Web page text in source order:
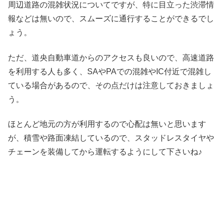
周辺道路の混雑状況についてですが、特に目立った渋滞情
報などは無いので、スムーズに通行することができるでし
ょう。
ただ、道央自動車道からのアクセスも良いので、高速道路
を利用する人も多く、SAやPAでの混雑やIC付近で混雑し
ている場合があるので、その点だけは注意しておきましょ
う。
ほとんど地元の方が利用するので心配は無いと思います
が、積雪や路面凍結しているので、スタッドレスタイヤや
チェーンを装備してから運転するようにして下さいね♪